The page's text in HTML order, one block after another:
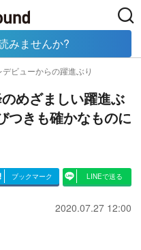
TECH
ビューからの躍進ぶり
めざましい躍進ぶ
きも確かなものに
ブックマーク LINEで送る
2020.07.27 12:00
みませんか?